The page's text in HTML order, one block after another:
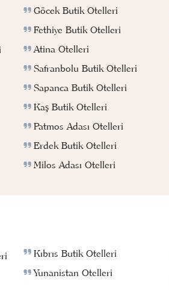
Göcek Butik Otelleri
Fethiye Butik Otelleri
Atina Otelleri
Safranbolu Butik Otelleri
Sapanca Butik Otelleri
Kaş Butik Otelleri
Patmos Adası Otelleri
Erdek Butik Otelleri
Milos Adası Otelleri
Kıbrıs Butik Otelleri
Yunanistan Otelleri